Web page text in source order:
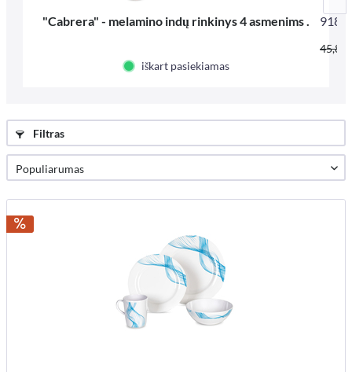
"Cabrera" - melamino indų rinkinys 4 asmenims .
45,85
iškart pasiekiamas
Filtras